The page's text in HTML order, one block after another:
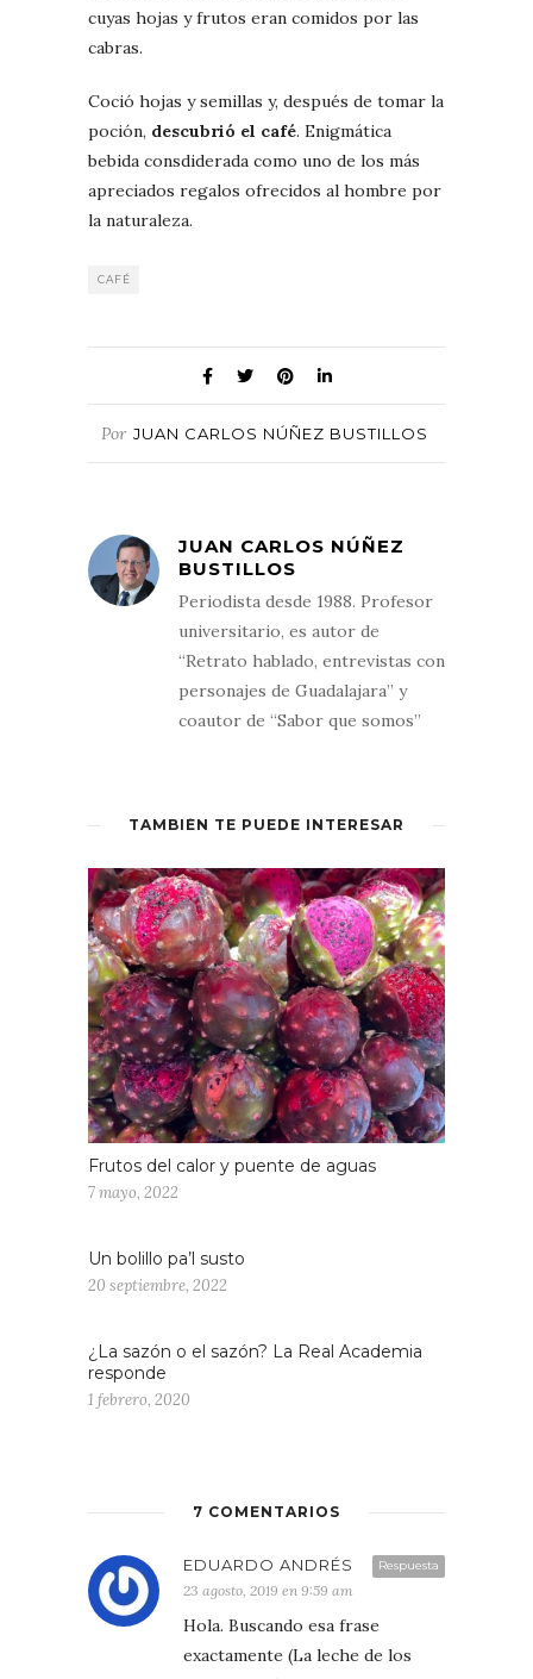
cuyas hojas y frutos eran comidos por las
cabras.
Coció hojas y semillas y, después de tomar la
poción, descubrió el café. Enigmática
bebida consdiderada como uno de los más
apreciados regalos ofrecidos al hombre por
la naturaleza.
CAFÉ
Por JUAN CARLOS NÚÑEZ BUSTILLOS
JUAN CARLOS NÚÑEZ
BUSTILLOS
Periodista desde 1988. Profesor
universitario, es autor de
“Retrato hablado, entrevistas con
personajes de Guadalajara” y
coautor de “Sabor que somos”
TAMBIÉN TE PUEDE INTERESAR
Frutos del calor y puente de aguas
7 mayo, 2022
Un bolillo pa’l susto
20 septiembre, 2022
¿La sazón o el sazón? La Real Academia
responde
1 febrero, 2020
7 COMENTARIOS
Respuesta
EDUARDO ANDRÉS
23 agosto, 2019 en 9:59 am
Hola. Buscando esa frase
exactamente (La leche de los